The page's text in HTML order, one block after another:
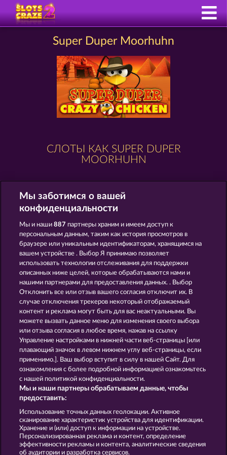
Super Duper Moorhuhn
СЛОТЫ КАК SUPER DUPER
MOORHUHN
SIMPLY THE BEST JUICY JESTER
5 EMBER WILDS PIGGY KINGS
Правила КОНФИДЕНЦИАЛЬНОСТЬ
О компании Компания
Отправить Запрос об Отказе
Мы заботимся о вашей
конфиденциальности
Мы и наши887 партнеры храним и имеем доступ к
персональным данным, таким как история просмотров в
браузере или уникальным идентификаторам, хранящимся на
вашем устройстве . Выбор Я принимаю позволяет
использовать технологии отслеживания для поддержки
описанных ниже целей, которые обрабатываются нами и
нашими партнерами для предоставления данных. . Выбор
Отклонить все или отзыв вашего согласия отключит их. В
случае отключения трекеров некоторый отображаемый
контент и реклама могут быть для вас неактуальными. Вы
можете вызвать данное меню для изменения своего выбора
или отзыва согласия в любое время, нажав на ссылку
Управление настройками в нижней части веб-страницы [или
плавающий значок в левом нижнем углу веб-страницы, если
применимо.]. Ваш выбор вступит в силу в нашей Сайт. Для
ознакомления с более подробной информацией ознакомьтесь
с нашей политикой конфиденциальности.
Мы и наши партнеры обрабатываем данные, чтобы
предоставить:
Использование точных данных геолокации. Активное
сканирование характеристик устройства для идентификации.
Хранение и (или) доступ к информации на устройстве.
Персонализированная реклама и контент, определение
эффективности рекламы и контента, аналитические сведения
об аудитории и разработка сервисов.